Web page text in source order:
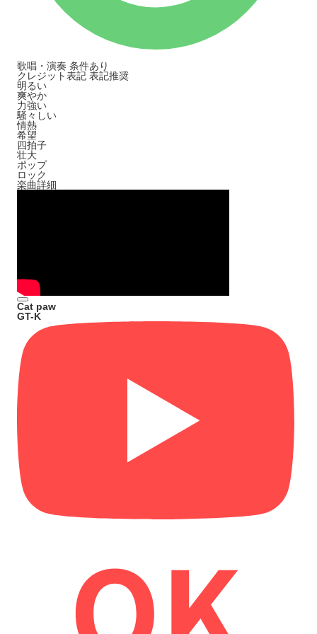
歌唱・演奏 条件あり
クレジット表記 表記推奨
明るい
爽やか
力強い
騒々しい
情熱
希望
四拍子
壮大
ポップ
ロック
楽曲詳細
Cat paw
GT-K